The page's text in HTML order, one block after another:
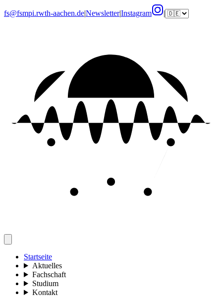
fs@fsmpi.rwth-aachen.de|Newsletter|Instagram |
Startseite
Aktuelles
Fachschaft
Studium
Kontakt